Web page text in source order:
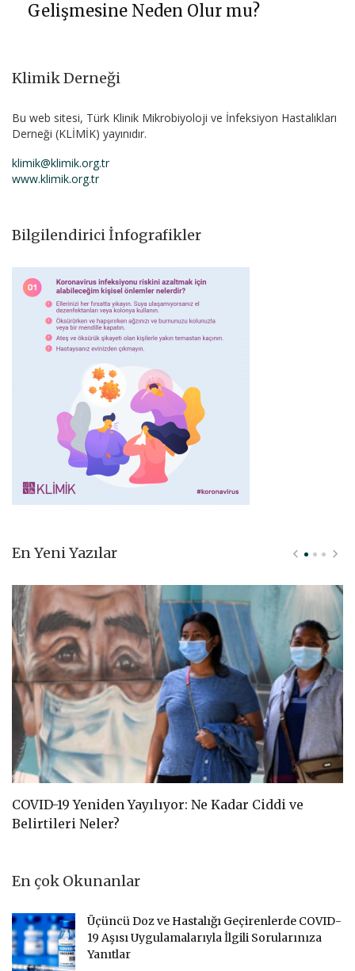
Gelişmesine Neden Olur mu?
Klimik Derneği
Bu web sitesi, Türk Klinik Mikrobiyoloji ve İnfeksiyon Hastalıkları
Derneği (KLİMİK) yayınıdır.
klimik@klimik.org.tr
www.klimik.org.tr
Bilgilendirici İnfografikler
En Yeni Yazılar
COVID-19 Yeniden Yayılıyor: Ne Kadar Ciddi ve
Belirtileri Neler?
En çok Okunanlar
Üçüncü Doz ve Hastalığı Geçirenlerde COVID-
19 Aşısı Uygulamalarıyla İlgili Sorularınıza
Yanıtlar